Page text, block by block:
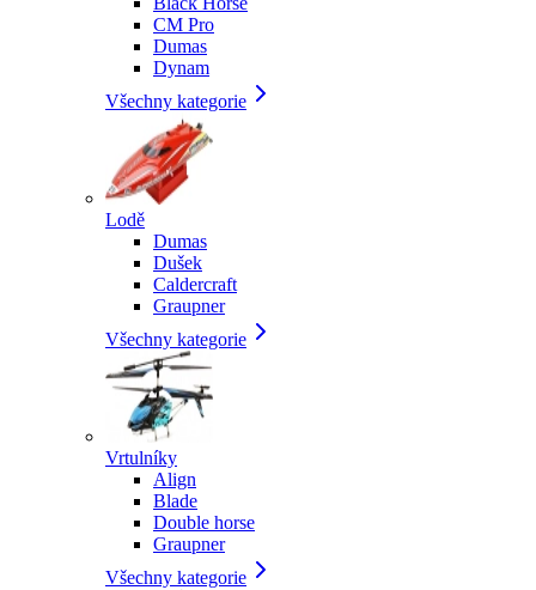
CM Pro
Dumas
Dynam
Všechny kategorie
Lodě
Dumas
Dušek
Caldercraft
Graupner
Všechny kategorie
Vrtulníky
Align
Blade
Double horse
Graupner
Všechny kategorie